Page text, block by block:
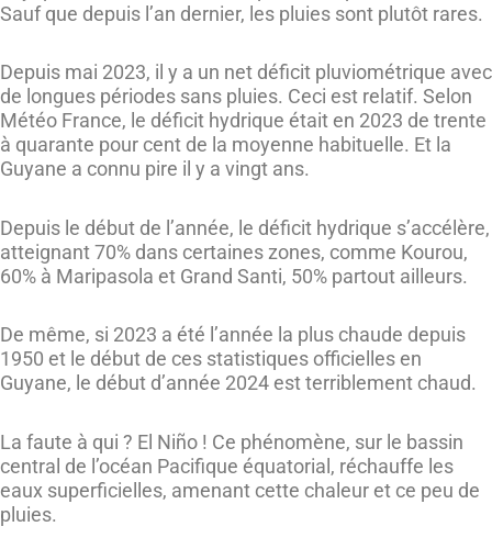
Sauf que depuis l’an dernier, les pluies sont plutôt rares.
Depuis mai 2023, il y a un net déficit pluviométrique avec
de longues périodes sans pluies. Ceci est relatif. Selon
Météo France, le déficit hydrique était en 2023 de trente
à quarante pour cent de la moyenne habituelle. Et la
Guyane a connu pire il y a vingt ans.
Depuis le début de l’année, le déficit hydrique s’accélère,
atteignant 70% dans certaines zones, comme Kourou,
60% à Maripasola et Grand Santi, 50% partout ailleurs.
De même, si 2023 a été l’année la plus chaude depuis
1950 et le début de ces statistiques officielles en
Guyane, le début d’année 2024 est terriblement chaud.
La faute à qui ? El Niño ! Ce phénomène, sur le bassin
central de l’océan Pacifique équatorial, réchauffe les
eaux superficielles, amenant cette chaleur et ce peu de
pluies.